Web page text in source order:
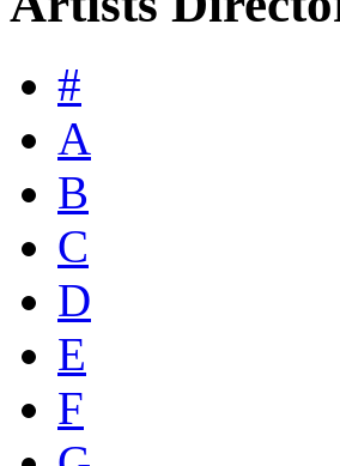
#
A
B
C
D
E
F